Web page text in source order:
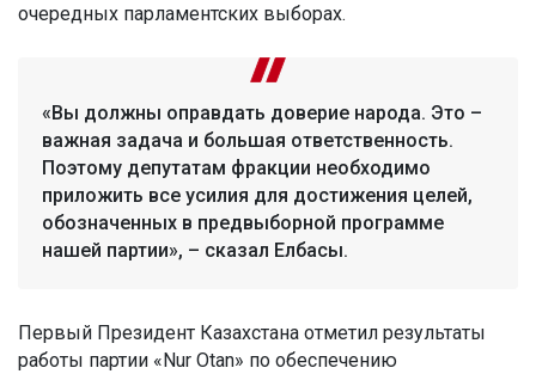
очередных парламентских выборах.
«Вы должны оправдать доверие народа. Это –
важная задача и большая ответственность.
Поэтому депутатам фракции необходимо
приложить все усилия для достижения целей,
обозначенных в предвыборной программе
нашей партии», – сказал Елбасы.
Первый Президент Казахстана отметил результаты
работы партии «Nur Otan» по обеспечению